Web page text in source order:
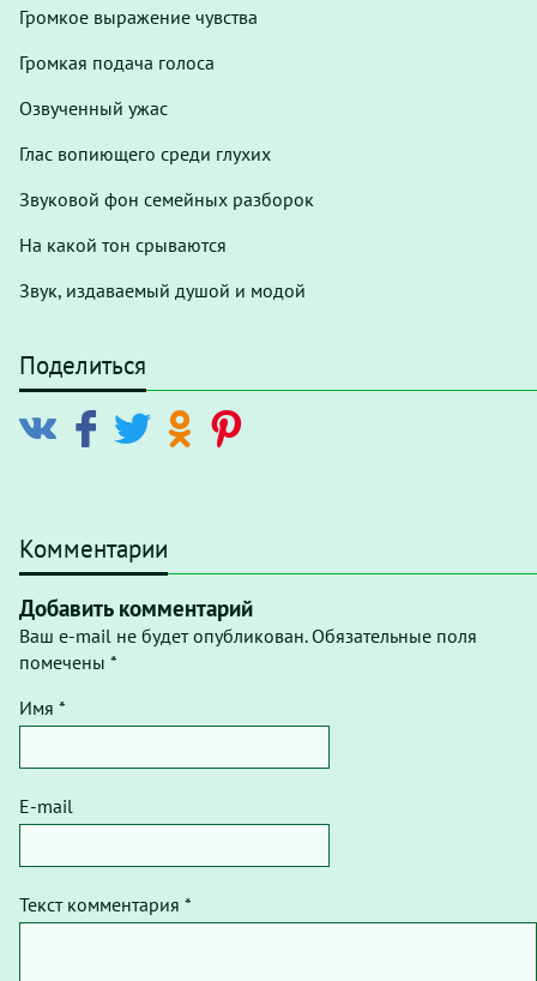
Громкое выражение чувства
Громкая подача голоса
Озвученный ужас
Глас вопиющего среди глухих
Звуковой фон семейных разборок
На какой тон срываются
Звук, издаваемый душой и модой
Поделиться
Комментарии
Добавить комментарий
Ваш e-mail не будет опубликован. Обязательные поля
помечены *
Имя *
E-mail
Текст комментария *